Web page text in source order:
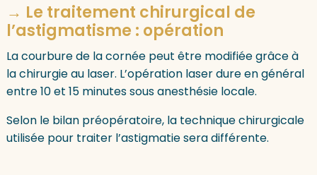
→ Le traitement chirurgical de
l’astigmatisme : opération
La courbure de la cornée peut être modifiée grâce à
la chirurgie au laser. L’opération laser dure en général
entre 10 et 15 minutes sous anesthésie locale.
Selon le bilan préopératoire, la technique chirurgicale
utilisée pour traiter l’astigmatie sera différente.